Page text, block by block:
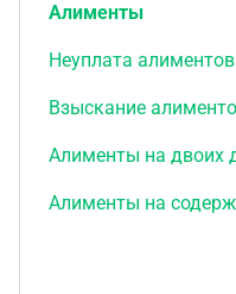
Алименты
Неуплата алиментов
Взыскание
Алименты на двоих
Алименты на